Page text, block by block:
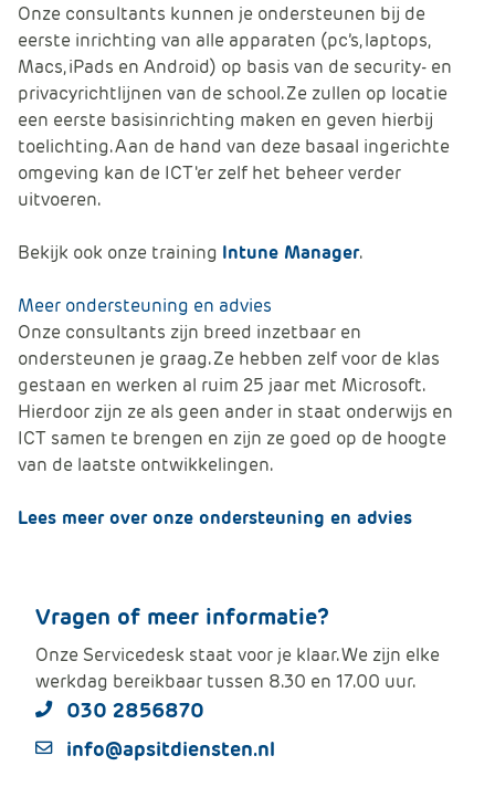
Onze consultants kunnen je ondersteunen bij de
eerste inrichting van alle apparaten (pc’s, laptops,
Macs, iPads en Android) op basis van de security- en
privacyrichtlijnen van de school. Ze zullen op locatie
een eerste basisinrichting maken en geven hierbij
toelichting. Aan de hand van deze basaal ingerichte
omgeving kan de ICT'er zelf het beheer verder
uitvoeren.
Bekijk ook onze training Intune Manager.
Meer ondersteuning en advies
Onze consultants zijn breed inzetbaar en
ondersteunen je graag. Ze hebben zelf voor de klas
gestaan en werken al ruim 25 jaar met Microsoft.
Hierdoor zijn ze als geen ander in staat onderwijs en
ICT samen te brengen en zijn ze goed op de hoogte
van de laatste ontwikkelingen.
Lees meer over onze ondersteuning en advies
Vragen of meer informatie?
Onze Servicedesk staat voor je klaar. We zijn elke
werkdag bereikbaar tussen 8.30 en 17.00 uur.
030 2856870
info@apsitdiensten.nl